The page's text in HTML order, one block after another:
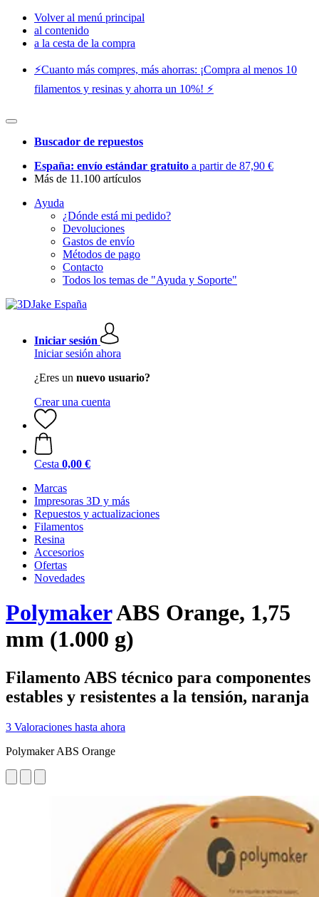
Volver al menú principal
al contenido
a la cesta de la compra
⚡️Cuanto más compres, más ahorras: ¡Compra al menos 10
filamentos y resinas y ahorra un 10%! ⚡️
Buscador de repuestos
España: envío estándar gratuito a partir de 87,90 €
Más de 11.100 artículos
Ayuda
¿Dónde está mi pedido?
Devoluciones
Gastos de envío
Métodos de pago
Contacto
Todos los temas de "Ayuda y Soporte"
Iniciar sesión
Iniciar sesión ahora
¿Eres un nuevo usuario?
Crear una cuenta
Cesta 0,00 €
Marcas
Impresoras 3D y más
Repuestos y actualizaciones
Filamentos
Resina
Accesorios
Ofertas
Novedades
PolymakerABS Orange, 1,75
mm (1.000 g)
Filamento ABS técnico para componentes
estables y resistentes a la tensión, naranja
3 Valoraciones hasta ahora
Polymaker ABS Orange